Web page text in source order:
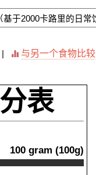
与另一个食物比较
表
100 gram (100g)